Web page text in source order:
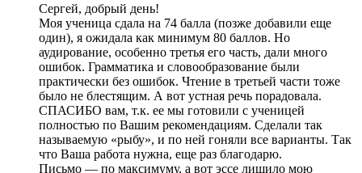
Сергей, добрый день!
Моя ученица сдала на 74 балла (позже добавили еще
один), я ожидала как минимум 80 баллов. Но
аудирование, особенно третья его часть, дали много
ошибок. Грамматика и словообразование были
практически без ошибок. Чтение в третьей части тоже
было не блестящим. А вот устная речь порадовала.
СПАСИБО вам, т.к. ее мы готовили с ученицей
полностью по Вашим рекомендациям. Сделали так
называемую «рыбу», и по ней гоняли все варианты. Так
что Ваша работа нужна, еще раз благодарю.
Письмо — по максимуму, а вот эссе лишило мою